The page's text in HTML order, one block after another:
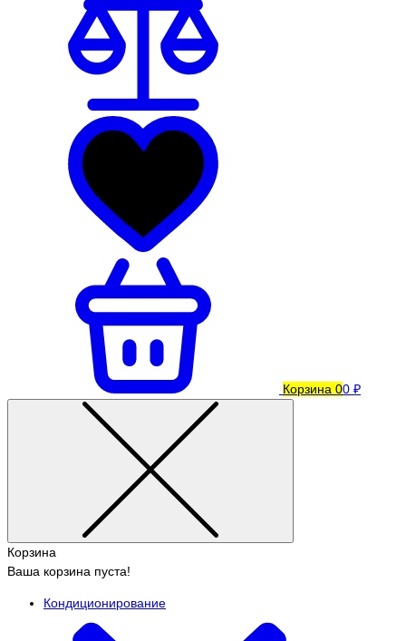
Корзина 00 ₽
Корзина
Ваша корзина пуста!
Кондиционирование